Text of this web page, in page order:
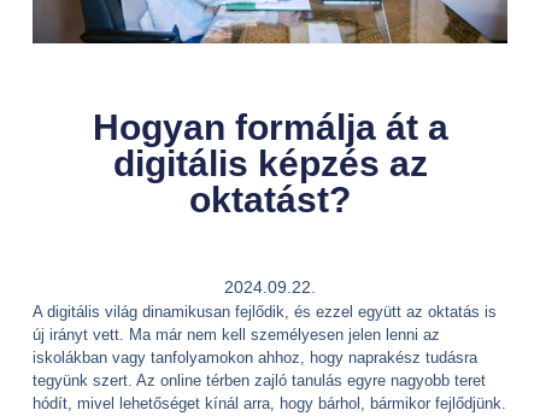
Hogyan formálja át a
digitális képzés az
oktatást?
2024.09.22.
A digitális világ dinamikusan fejlődik, és ezzel együtt az oktatás is
új irányt vett. Ma már nem kell személyesen jelen lenni az
iskolákban vagy tanfolyamokon ahhoz, hogy naprakész tudásra
tegyünk szert. Az online térben zajló tanulás egyre nagyobb teret
hódít, mivel lehetőséget kínál arra, hogy bárhol, bármikor fejlődjünk.